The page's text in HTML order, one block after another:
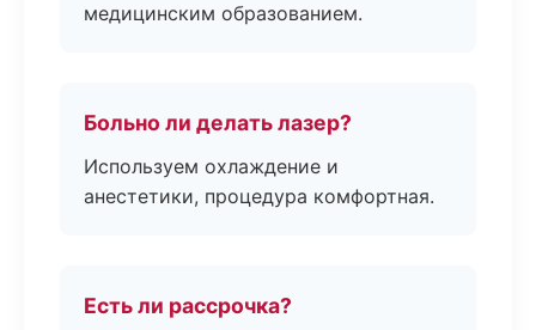
медицинским образованием.
Больно ли делать лазер?
Используем охлаждение и
анестетики, процедура комфортная.
Есть ли рассрочка?